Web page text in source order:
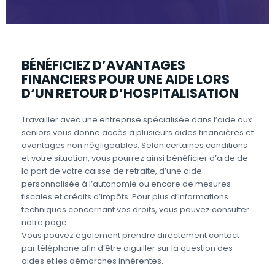
BÉNÉFICIEZ D’AVANTAGES
FINANCIERS POUR UNE AIDE LORS
D‘UN RETOUR D’HOSPITALISATION
Travailler avec une entreprise spécialisée dans l’aide aux
seniors vous donne accès à plusieurs aides financières et
avantages non négligeables. Selon certaines conditions
et votre situation, vous pourrez ainsi bénéficier d’aide de
la part de votre caisse de retraite, d’une aide
personnalisée à l’autonomie ou encore de mesures
fiscales et crédits d’impôts. Pour plus d’informations
techniques concernant vos droits, vous pouvez consulter
notre page :
.
Vous pouvez également prendre directement contact
par téléphone afin d’être aiguiller sur la question des
aides et les démarches inhérentes.